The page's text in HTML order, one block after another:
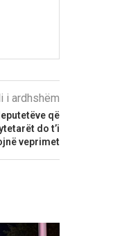
i ardhshëm
që
do t’i
veprimet